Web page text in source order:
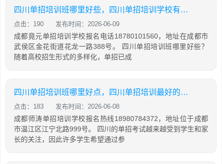
四川单招培训班哪里好些，四川单招培训学校有哪些
点击：190 发布时间：2026-06-09
成都竟元单招培训学校报名电话18780101560，地址在成都市
武侯区金花街道花龙一路388号。 四川单招培训班哪里好些？
随着高校招生形式的多样化，单招已成
四川单招培训班哪里好点，四川单招培训最好的学校
点击：183 发布时间：2026-06-08
成都师涛单招培训学校报名热线18980784372，地址位于成都
市温江区江宁北路999号。 四川的单招考试越来越受到学生和家
长的关注，因此许多学生希望通过参